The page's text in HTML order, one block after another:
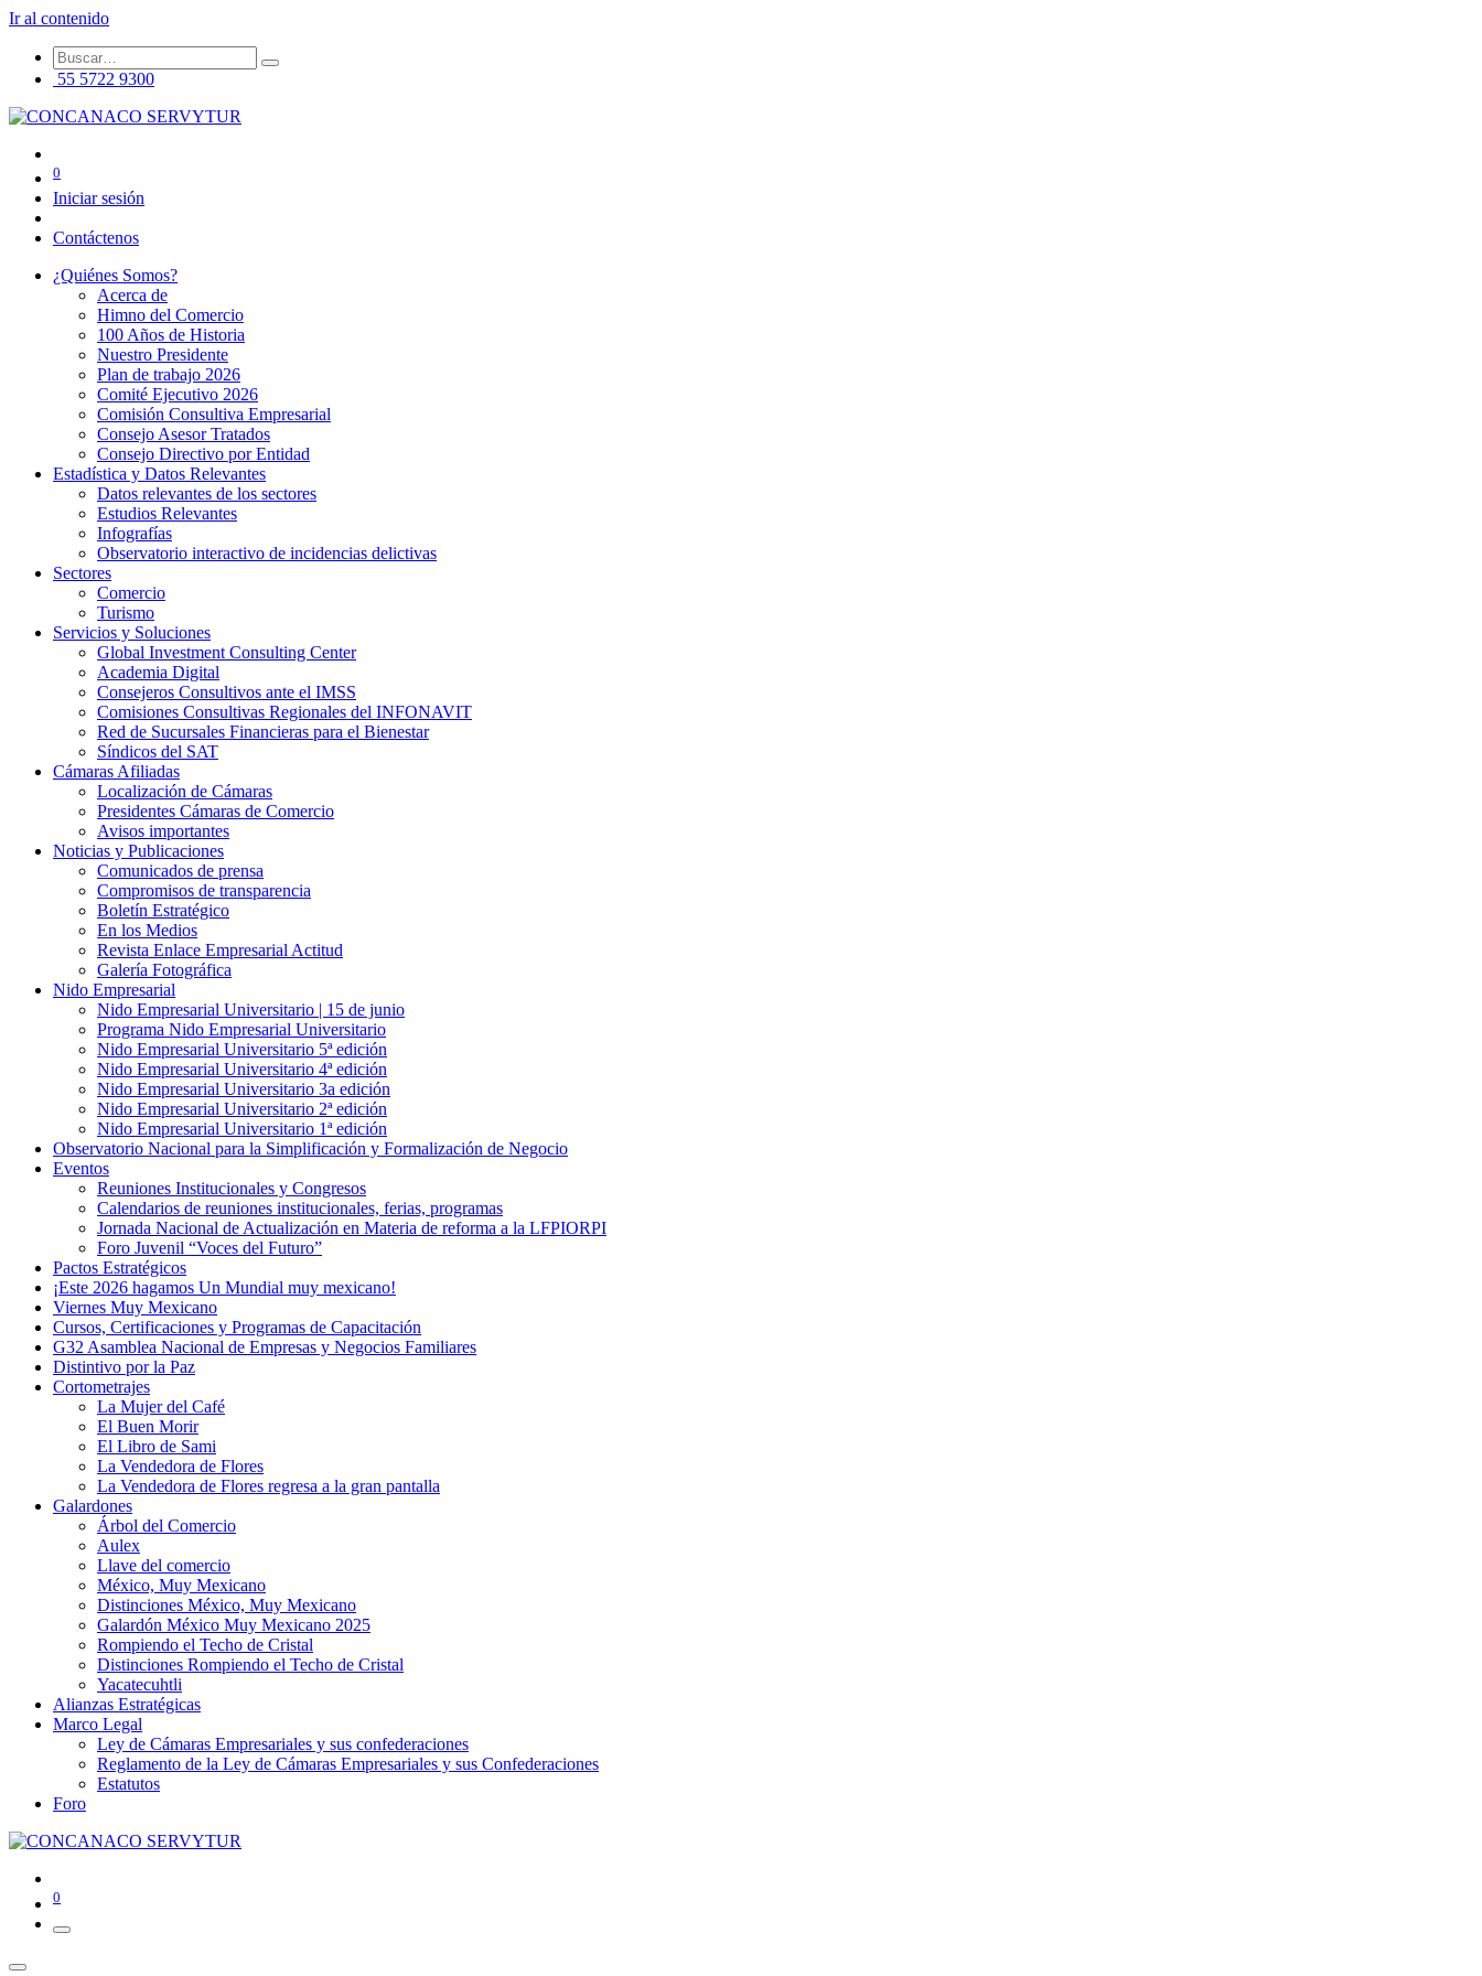
Ir al contenido
55 5722 9300
0
Iniciar sesión
Contáctenos
¿Quiénes Somos?
Acerca de
Himno del Comercio
100 Años de Historia
Nuestro Presidente
Plan de trabajo 2026
Comité Ejecutivo 2026
Comisión Consultiva Empresarial
Consejo Asesor Tratados
Consejo Directivo por Entidad
Estadística y Datos Relevantes
Datos relevantes de los sectores
Estudios Relevantes
Infografías
Observatorio interactivo de incidencias delictivas
Sectores
Comercio
Turismo
Servicios y Soluciones
Global Investment Consulting Center
Academia Digital
Consejeros Consultivos ante el IMSS
Comisiones Consultivas Regionales del INFONAVIT
Red de Sucursales Financieras para el Bienestar
Síndicos del SAT
Cámaras Afiliadas
Localización de Cámaras
Presidentes Cámaras de Comercio
Avisos importantes
Noticias y Publicaciones
Comunicados de prensa
Compromisos de transparencia
Boletín Estratégico
En los Medios
Revista Enlace Empresarial Actitud
Galería Fotográfica
Nido Empresarial
Nido Empresarial Universitario | 15 de junio
Programa Nido Empresarial Universitario
Nido Empresarial Universitario 5ª edición
Nido Empresarial Universitario 4ª edición
Nido Empresarial Universitario 3a edición
Nido Empresarial Universitario 2ª edición
Nido Empresarial Universitario 1ª edición
Observatorio Nacional para la Simplificación y Formalización de Negocio
Eventos
Reuniones Institucionales y Congresos
Calendarios de reuniones institucionales, ferias, programas
Jornada Nacional de Actualización en Materia de reforma a la LFPIORPI
Foro Juvenil “Voces del Futuro”
Pactos Estratégicos
¡Este 2026 hagamos Un Mundial muy mexicano!
Viernes Muy Mexicano
Cursos, Certificaciones y Programas de Capacitación
G32 Asamblea Nacional de Empresas y Negocios Familiares
Distintivo por la Paz
Cortometrajes
La Mujer del Café
El Buen Morir
El Libro de Sami
La Vendedora de Flores
La Vendedora de Flores regresa a la gran pantalla
Galardones
Árbol del Comercio
Aulex
Llave del comercio
México, Muy Mexicano
Distinciones México, Muy Mexicano
Galardón México Muy Mexicano 2025
Rompiendo el Techo de Cristal
Distinciones Rompiendo el Techo de Cristal
Yacatecuhtli
Alianzas Estratégicas
Marco Legal
Ley de Cámaras Empresariales y sus confederaciones
Reglamento de la Ley de Cámaras Empresariales y sus Confederaciones
Estatutos
Foro
0